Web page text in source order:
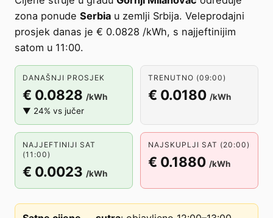
zona ponude Serbia u zemlji Srbija. Veleprodajni
prosjek danas je € 0.0828 /kWh, s najjeftinijim
satom u 11:00.
DANAŠNJI PROSJEK
€ 0.0828 /kWh
▼ 24% vs jučer
TRENUTNO (09:00)
€ 0.0180 /kWh
NAJJEFTINIJI SAT
(11:00)
€ 0.0023 /kWh
NAJSKUPLJI SAT (20:00)
€ 0.1880 /kWh